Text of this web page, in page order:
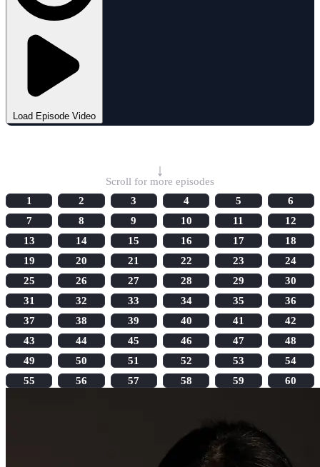
Load Episode Video
↓
Scroll for more episodes
1
2 3 4 5
6
7
8 9 10 11
12
13
14 15 16 17
18
19
20 21 22 23
24
25
26 27 28 29
30
31
32 33 34 35
36
37
38 39 40 41
42
43
44 45 46 47
48
49
50 51 52 53
54
55
56 57 58 59 60